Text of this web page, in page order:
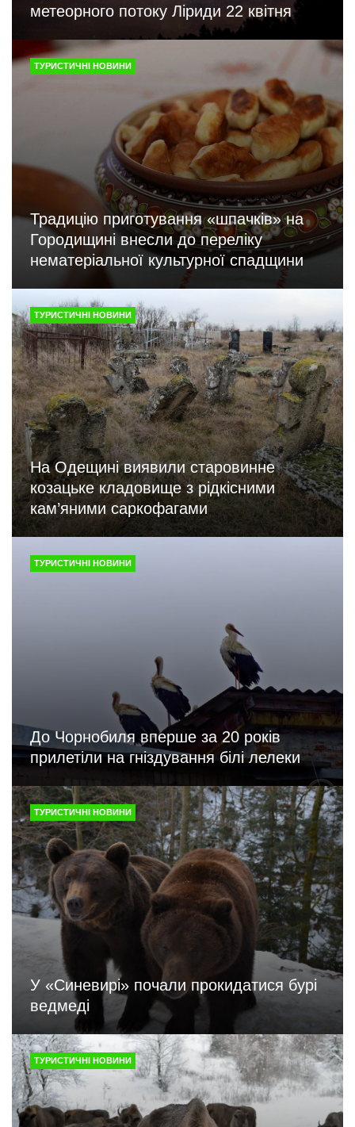
метеорного потоку Ліриди 22 квітня
ТУРИСТИЧНІ НОВИНИ
Традицію приготування «шпачків» на
Городищині внесли до переліку
нематеріальної культурної спадщини
ТУРИСТИЧНІ НОВИНИ
На Одещині виявили старовинне
козацьке кладовище з рідкісними
кам’яними саркофагами
ТУРИСТИЧНІ НОВИНИ
До Чорнобиля вперше за 20 років
прилетіли на гніздування білі лелеки
ТУРИСТИЧНІ НОВИНИ
У «Синевирі» почали прокидатися бурі
ведмеді
ТУРИСТИЧНІ НОВИНИ